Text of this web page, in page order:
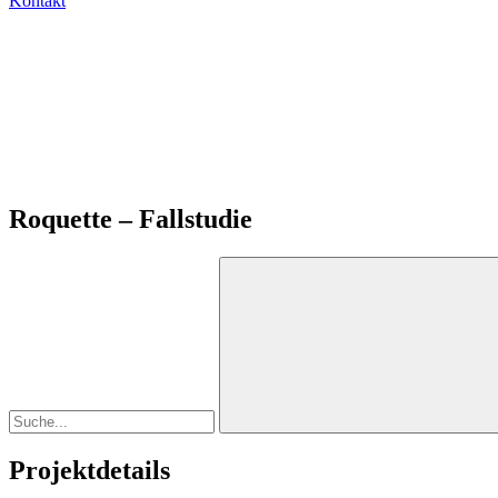
Roquette – Fallstudie
Projektdetails